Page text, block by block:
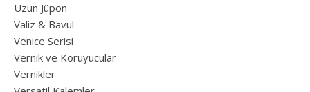
Uzun Jüpon
Valiz & Bavul
Venice Serisi
Vernik ve Koruyucular
Vernikler